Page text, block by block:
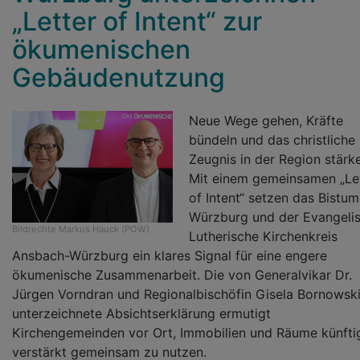
„Letter of Intent“ zur
ökumenischen
Gebäudenutzung
Bildrechte Markus Hauck (POW)
Neue Wege gehen, Kräfte
bündeln und das christliche
Zeugnis in der Region
Mit einem gemeinsamen
of Intent“ setzen das Bistum
Würzburg und der
Lutherische Kirchenkreis
Ansbach-Würzburg ein klares Signal für eine engere
ökumenische Zusammenarbeit. Die von Generalvikar Dr.
Jürgen Vorndran und Regionalbischöfin Gisela Bornowski
unterzeichnete Absichtserklärung ermutigt
Kirchengemeinden vor Ort, Immobilien und Räume
verstärkt gemeinsam zu nutzen.